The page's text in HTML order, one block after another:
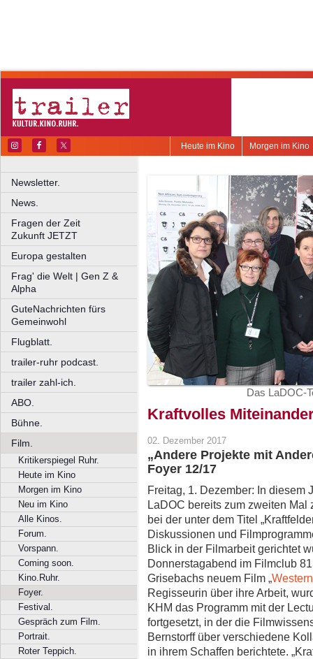
Morgen im Kino
Heute im Kino
Newsletter.
News.
Fragen der Zeit
Zukunft JETZT
Europa gestalten
Frag' die Welt | Gen Z &
Alpha
GuteNachrichten fürs
Gemeinwohl
Flugblatt.
trailer-ruhr podcast.
trailer zahl-ich.
ABO.
Bühne.
Film.
Kritikerspiegel Ruhr.
Heute im Kino
Morgen im Kino
Neu im Kino
Alle Kinos.
Forum.
Vorspann.
Coming soon.
Kino.Ruhr.
Foyer.
Festival.
Gespräch zum Film.
Portrait.
Roter Teppich.
Das LaDOC-
Kraftvolles
02. Dezember 2017
„Andere Projekte mit
Foyer 12/17
Freitag, 1. Dezember: In diesem
LaDOC bereits zum zweiten
bei der unter dem Titel
Diskussionen und
Blick in der Filmarbeit gerichtet
Donnerstagabend im Filmclub
Grisebachs neuem Film „Western
Regisseurin über ihre Arbeit,
KHM das Programm mit der
fortgesetzt, in der die
Bernstorff über verschiedene
in ihrem Schaffen berichtete.